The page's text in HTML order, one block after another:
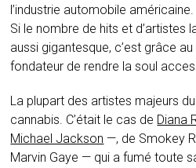
l’industrie automobile américaine.
Si le nombre de hits et d’artistes
aussi gigantesque, c’est grâce
fondateur de rendre la soul
La plupart des artistes majeurs
cannabis. C’était le cas de Diana
Michael Jackson —, de Smokey
Marvin Gaye — qui a fumé toute